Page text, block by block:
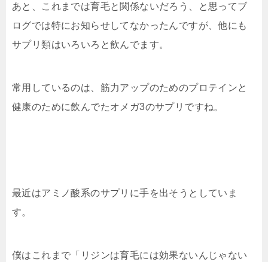
あと、これまでは育毛と関係ないだろう、と思ってブ
ログでは特にお知らせしてなかったんですが、他にも
サプリ類はいろいろと飲んでます。
常用しているのは、筋力アップのためのプロテインと
健康のために飲んでたオメガ3のサプリですね。
最近はアミノ酸系のサプリに手を出そうとしていま
す。
僕はこれまで「リジンは育毛には効果ないんじゃない